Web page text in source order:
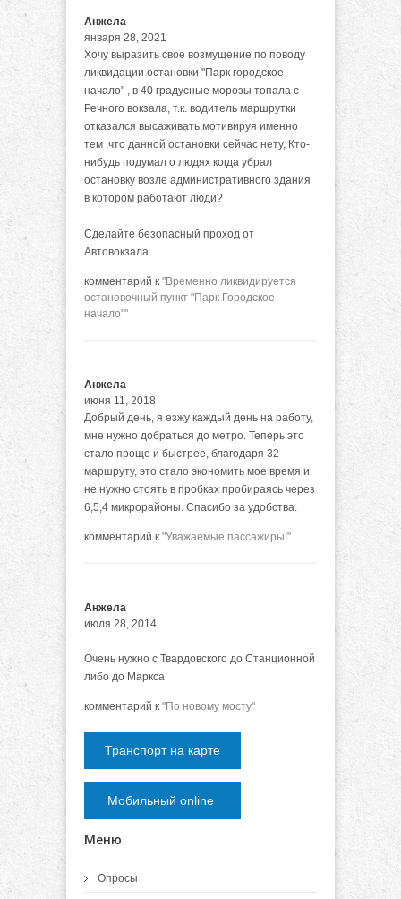
Анжела
января 28, 2021
Хочу выразить свое возмущение по поводу
ликвидации остановки "Парк городское
начало" , в 40 градусные морозы топала с
Речного вокзала, т.к. водитель маршрутки
отказался высаживать мотивируя именно
тем ,что данной остановки сейчас нету, Кто-
нибудь подумал о людях когда убрал
остановку возле административного здания
в котором работают люди?
Сделайте безопасный проход от
Автовокзала.
комментарий к "Временно ликвидируется
остановочный пункт "Парк Городское
начало""
Анжела
июня 11, 2018
Добрый день, я езжу каждый день на работу,
мне нужно добраться до метро. Теперь это
стало проще и быстрее, благодаря 32
маршруту, это стало экономить мое время и
не нужно стоять в пробках пробираясь через
6,5,4 микрорайоны. Спасибо за удобства.
комментарий к "Уважаемые пассажиры!"
Анжела
июля 28, 2014
Очень нужно с Твардовского до Станционной
либо до Маркса
комментарий к "По новому мосту"
Транспорт на карте
Мобильный online
Меню
Опросы